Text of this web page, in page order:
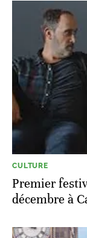
CULTURE
Premier
décembre à